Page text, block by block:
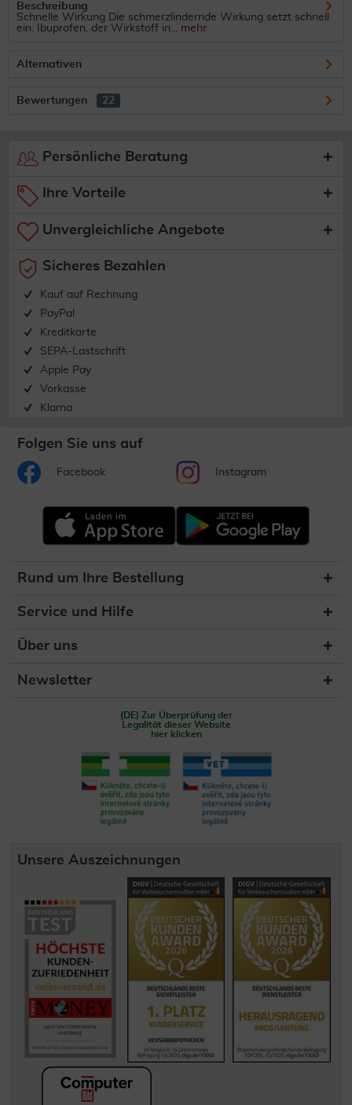
Beschreibung
Schnelle Wirkung Die schmerzlindernde Wirkung setzt schnell
ein. Ibuprofen, der Wirkstoff in... mehr
Alternativen
Bewertungen 22
Persönliche Beratung
Ihre Vorteile
Unvergleichliche Angebote
Sicheres Bezahlen
Kauf auf Rechnung
PayPal
Kreditkarte
SEPA-Lastschrift
Apple Pay
Vorkasse
Klarna
Folgen Sie uns auf
Facebook Instagram
Rund um Ihre Bestellung
Service und Hilfe
Über uns
Newsletter
(DE) Zur Überprüfung der
Legalität dieser Website
hier klicken
Unsere Auszeichnungen